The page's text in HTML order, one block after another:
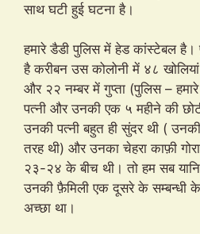
साथ घटी हुई घटना है।
हमारे डैडी पुलिस में हेड कांस्टेबल है।
है करीबन उस कोलोनी में ४८
और २२ नम्बर में गुप्ता (पुलिस –
पत्नी और उनकी एक ५ महीने की
उनकी पत्नी बहुत ही सुंदर थी ( उनकी
तरह थी) और उनका चेहरा काफ़ी
२३-२४ के बीच थी। तो हम सब
उनकी फ़ैमिली एक दूसरे के सम्बन्धी
अच्छा था।